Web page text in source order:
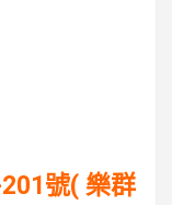
號( 樂群